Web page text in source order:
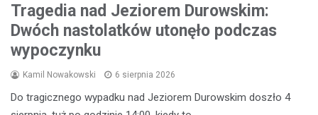
Tragedia nad Jeziorem Durowskim:
Dwóch nastolatków utonęło podczas
wypoczynku
Kamil Nowakowski 6 sierpnia 2026
Do tragicznego wypadku nad Jeziorem Durowskim doszło 4